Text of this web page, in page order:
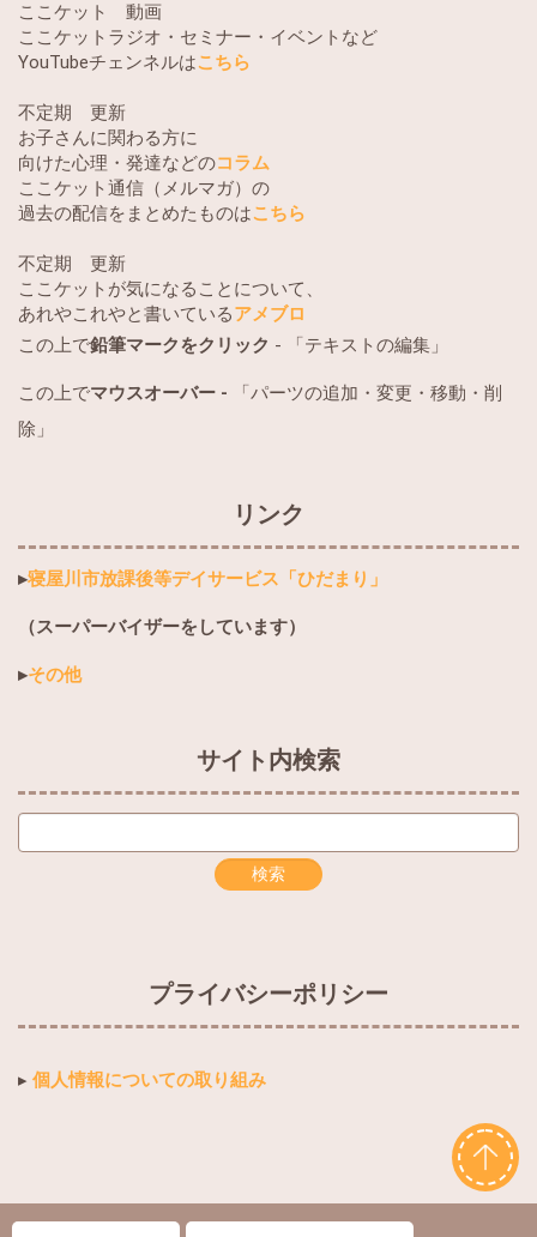
ここケット 動画
ここケットラジオ・セミナー・イベントなど
YouTubeチェンネルはこちら
不定期 更新
お子さんに関わる方に
向けた心理・発達などのコラム
ここケット通信（メルマガ）の
過去の配信をまとめたものはこちら
不定期 更新
ここケットが気になることについて、
あれやこれやと書いているアメブロ
この上で鉛筆マークをクリック - 「テキストの編集」
この上でマウスオーバー -
「パーツの追加・変更・移動・削
除」
リンク
▸寝屋川市放課後等デイサービス「ひだまり」
（スーパーバイザーをしています）
▸その他
サイト内検索
プライバシーポリシー
▸ 個人情報についての取り組み